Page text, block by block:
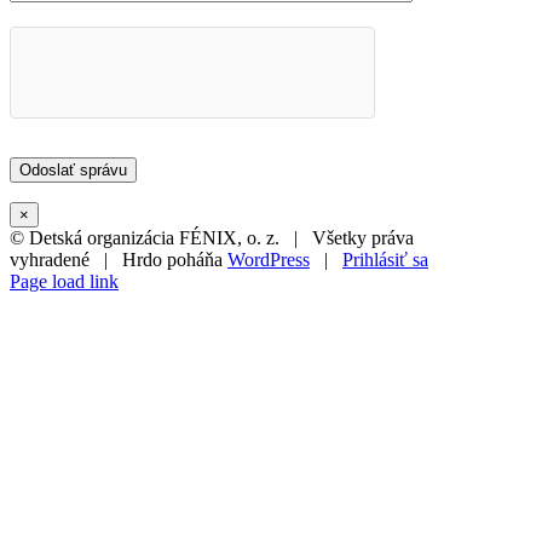
×
© Detská organizácia FÉNIX, o. z. | Všetky práva
vyhradené | Hrdo poháňa WordPress
Prihlásiť sa
Page load link